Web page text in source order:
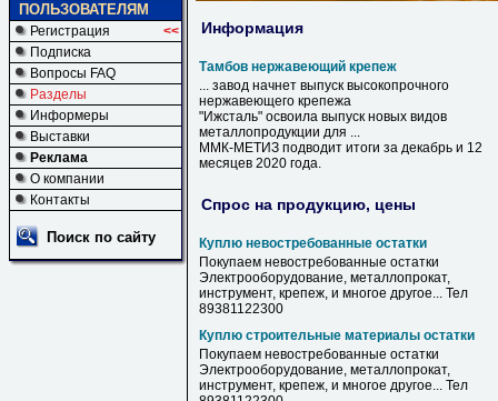
ПОЛЬЗОВАТЕЛЯМ
Регистрация
<<
Подписка
Вопросы FAQ
Разделы
Информеры
Выставки
Реклама
О компании
Контакты
Поиск по сайту
Информация
Тамбов нержавеющий крепеж
... завод начнет выпуск высокопрочного
нержавеющего крепежа
"Ижсталь" освоила выпуск новых видов
металлопродукции для ...
ММК-МЕТИЗ подводит итоги за декабрь и 12
месяцев 2020 года.
Спрос на продукцию, цены
Куплю невостребованные остатки
Покупаем невостребованные остатки
Электрооборудование, металлопрокат,
инструмент, крепеж, и многое другое... Тел
89381122300
Куплю строительные материалы остатки
Покупаем невостребованные остатки
Электрооборудование, металлопрокат,
инструмент, крепеж, и многое другое... Тел